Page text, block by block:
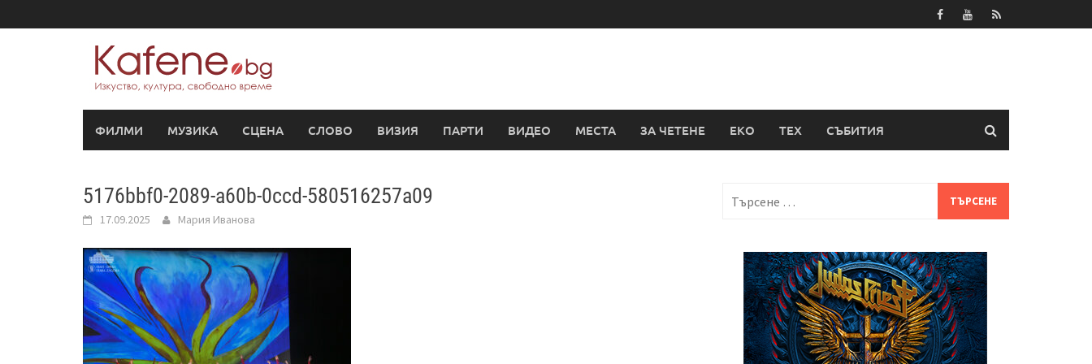
to
ФИЛМИ МУЗИКА СЦЕНА СЛОВО ВИЗИЯ ПАРТИ ВИДЕО МЕСТА ЗА ЧЕТЕНЕ ЕКО ТЕХ СЪБИТИЯ
5176bbf0-2089-a60b-0ccd-580516257a09
17.09.2025 Мария Иванова
за: